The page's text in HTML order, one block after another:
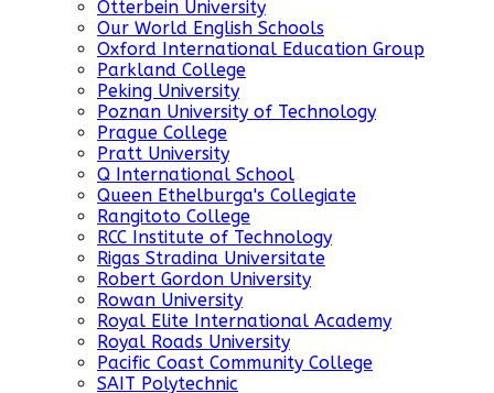
Otterbein University
Our World English Schools
Oxford International Education Group
Parkland College
Peking University
Poznan University of Technology
Prague College
Pratt University
Q International School
Queen Ethelburga's Collegiate
Rangitoto College
RCC Institute of Technology
Rigas Stradina Universitate
Robert Gordon University
Rowan University
Royal Elite International Academy
Royal Roads University
Pacific Coast Community College
SAIT Polytechnic